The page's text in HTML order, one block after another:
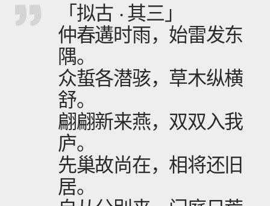
「拟古 · 其三」
仲春遘时雨，始雷发东
隅。
众蜇各潜骇，草木纵横
舒。
翩翩新来燕，双双入我
庐。
先巢故尚在，相将还旧
居。